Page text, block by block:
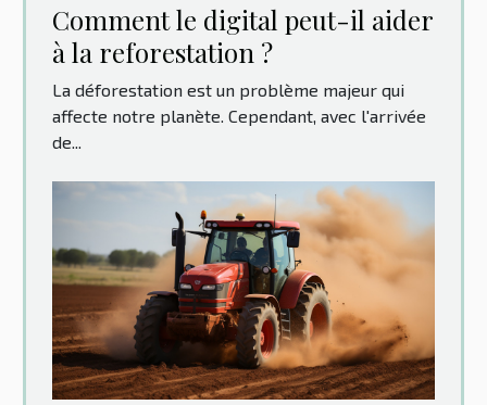
Comment le digital peut-il aider
à la reforestation ?
La déforestation est un problème majeur qui
affecte notre planète. Cependant, avec l'arrivée
de...